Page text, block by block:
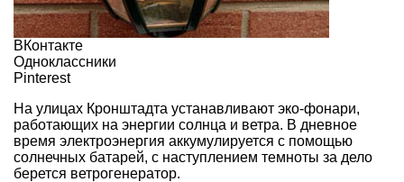
ВКонтакте
Одноклассники
Pinterest
На улицах Кронштадта устанавливают эко-фонари,
работающих на энергии солнца и ветра. В дневное
время электроэнергия аккумулируется с помощью
солнечных батарей, с наступлением темноты за дело
берется ветрогенератор.